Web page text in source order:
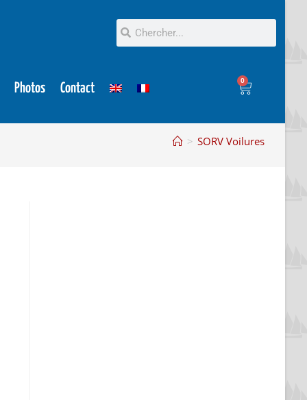
Photos Contact
0
> SORV Voilures